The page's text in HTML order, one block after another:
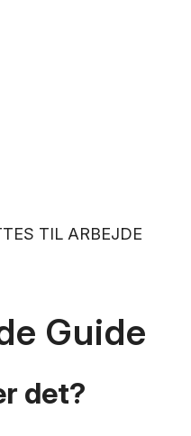
TIL ARBEJDE
Guide
det?